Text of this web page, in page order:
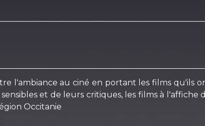
l'ambiance au ciné en portant les films qu'ils
et de leurs critiques, les films à l'affiche
Occitanie